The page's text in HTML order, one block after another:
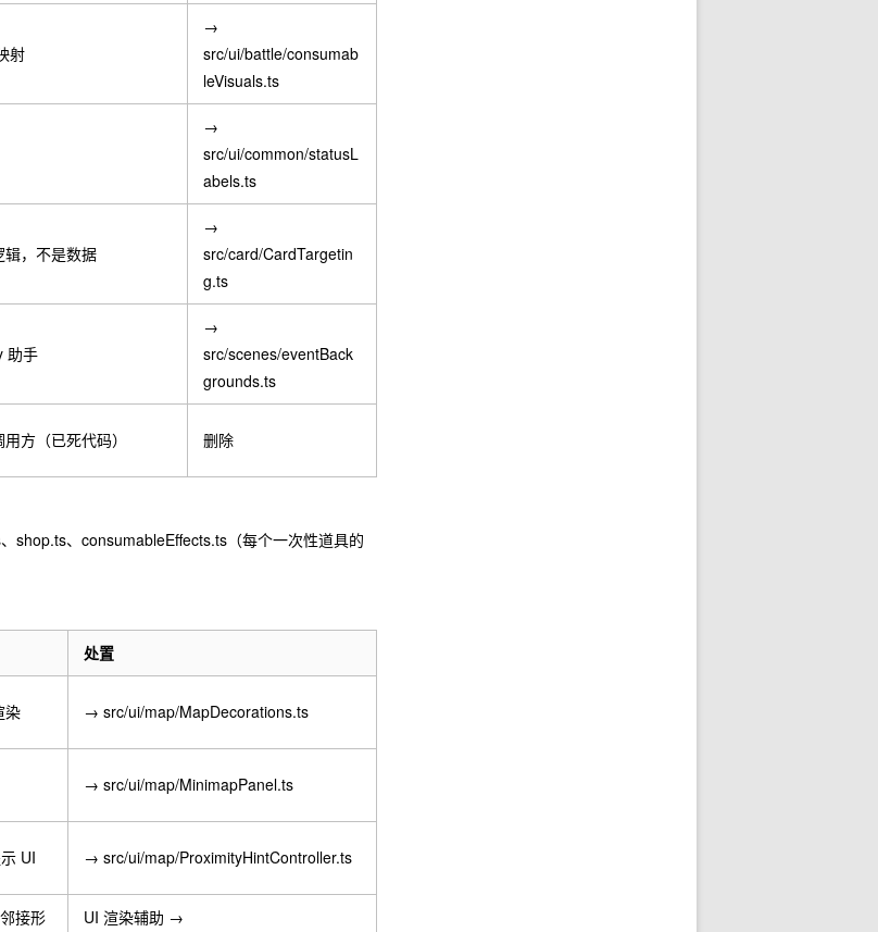
射
→
src/ui/battle/consumab
leVisuals.ts
→
src/ui/common/statusL
abels.ts
辑，不是数据
→
src/card/CardTargetin
g.ts
助手
→
src/scenes/eventBack
grounds.ts
方（已死代码） 删除
、 shop.ts、 consumableEffects.ts （每个一次性道具的
处置
染 → src/ui/map/MapDecorations.ts
→ src/ui/map/MinimapPanel.ts
UI → src/ui/map/ProximityHintController.ts
接形
UI 渲染辅助 →